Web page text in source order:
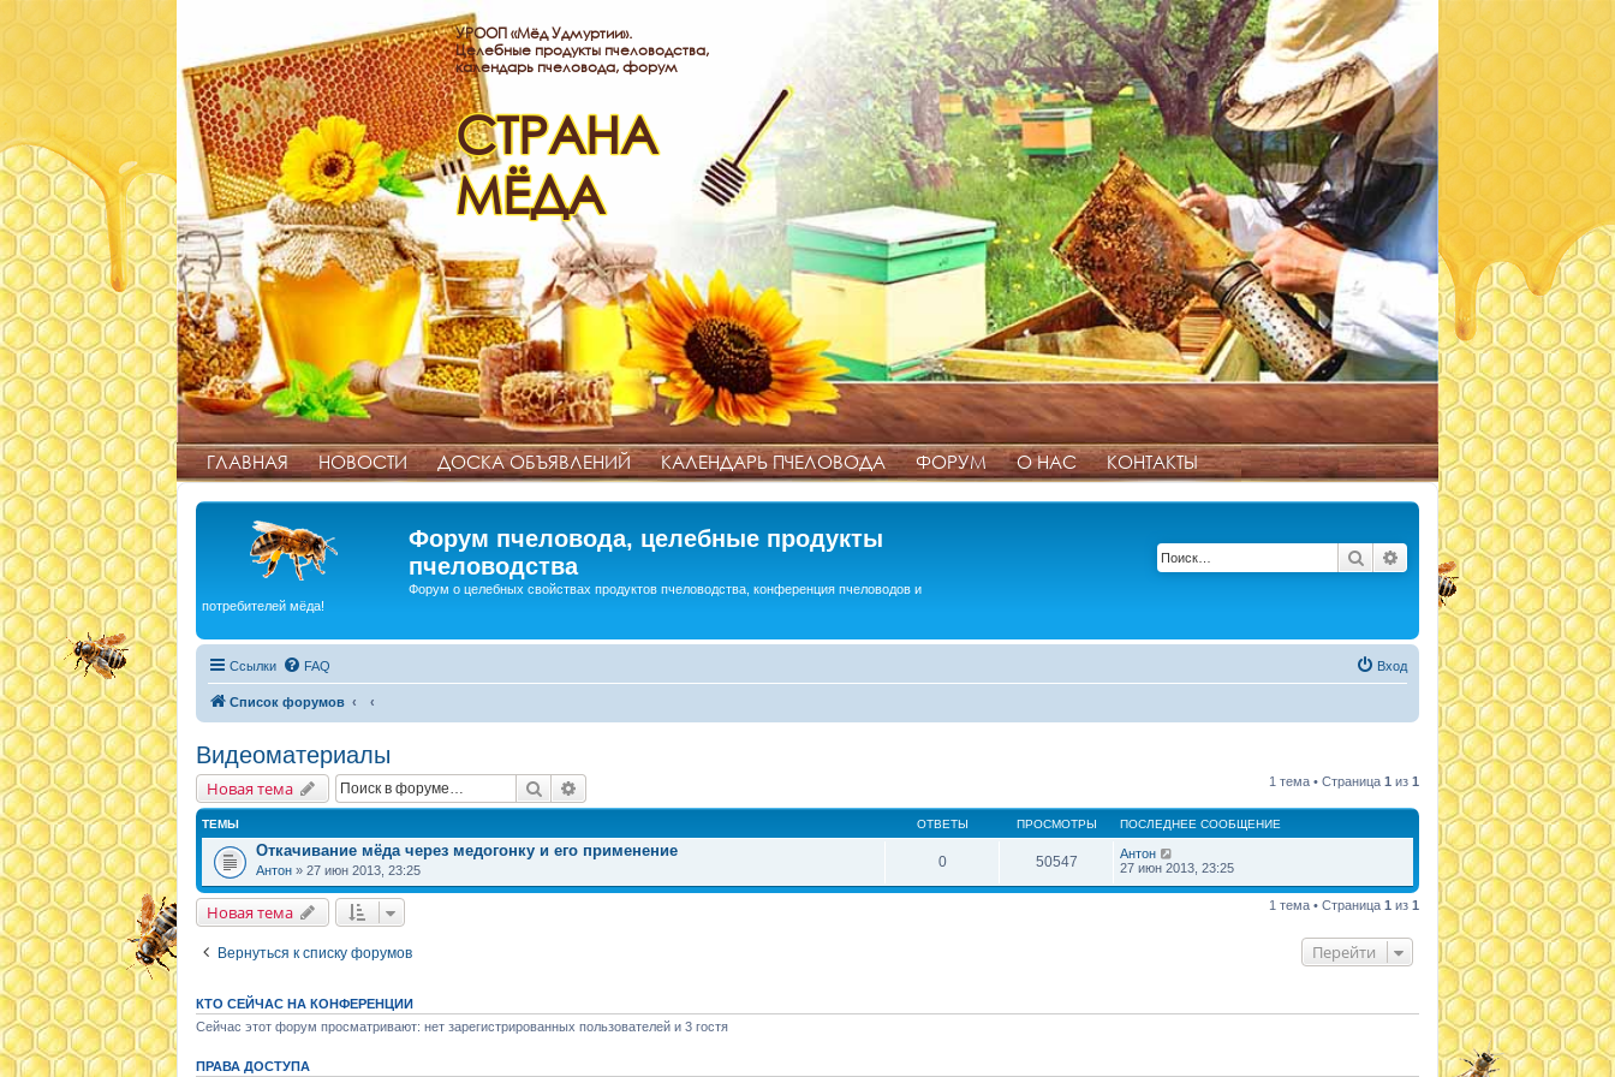
УРООП «Мёд Удмуртии».
Целебные продукты пчеловодства,
календарь пчеловода, форум
СТРАНА
МЁДА
ГЛАВНАЯ НОВОСТИ ДОСКА ОБЪЯВЛЕНИЙ КАЛЕНДАРЬ ПЧЕЛОВОДА ФОРУМ О НАС КОНТАКТЫ
Форум пчеловода, целебные продукты
пчеловодства
Форум о целебных свойствах продуктов пчеловодства, конференция пчеловодов и
потребителей мёда!
Поиск Расширенный поиск
Ссылки FAQ Вход
Список форумов
Видеоматериалы
Новая тема Поиск 1 тема • Страница 1 из 1
ТЕМЫ ОТВЕТЫ ПРОСМОТРЫ ПОСЛЕДНЕЕ СООБЩЕНИЕ
Откачивание мёда через медогонку и его применение
Антон » 27 июн 2013, 23:25
0 50547
Антон
27 июн 2013, 23:25
Новая тема 1 тема • Страница 1 из 1
Вернуться к списку форумов Перейти
КТО СЕЙЧАС НА КОНФЕРЕНЦИИ
Сейчас этот форум просматривают: нет зарегистрированных пользователей и 3 гостя
ПРАВА ДОСТУПА